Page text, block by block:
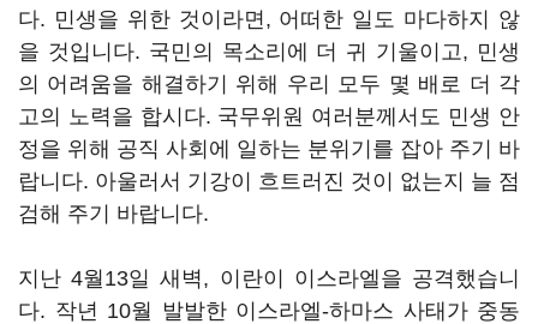
다. 민생을 위한 것이라면, 어떠한 일도 마다하지 않
을 것입니다. 국민의 목소리에 더 귀 기울이고, 민생
의 어려움을 해결하기 위해 우리 모두 몇 배로 더 각
고의 노력을 합시다. 국무위원 여러분께서도 민생 안
정을 위해 공직 사회에 일하는 분위기를 잡아 주기 바
랍니다. 아울러서 기강이 흐트러진 것이 없는지 늘 점
검해 주기 바랍니다.
지난 4월13일 새벽, 이란이 이스라엘을 공격했습니
다. 작년 10월 발발한 이스라엘-하마스 사태가 중동